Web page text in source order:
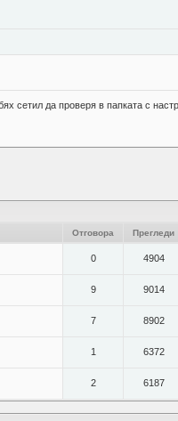
сетил да проверя в папката с
Отговора Прегледи
0 4904
9 9014
7 8902
1 6372
2 6187